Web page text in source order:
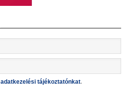
adatkezelési tájékoztatónkat.